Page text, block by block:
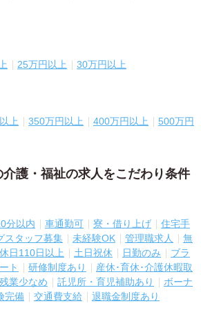
25万円以上 30万円以上
上 350万円以上 400万円以上
500万円
護・福祉の求人をこだわり条件
分以内 車通勤可 寮・借り上げ
住宅手
スタッフ募集 未経験OK 管理職求人
無
日110日以上 土日祝休 日勤のみ
ブラ
ト 研修制度あり
産休･育休･介護休暇取
残業少なめ 託児所・育児補助あり
ボーナ
完備 交通費支給 退職金制度あり